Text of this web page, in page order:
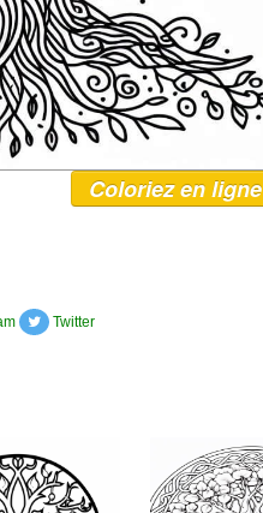
Coloriez en ligne
Twitter